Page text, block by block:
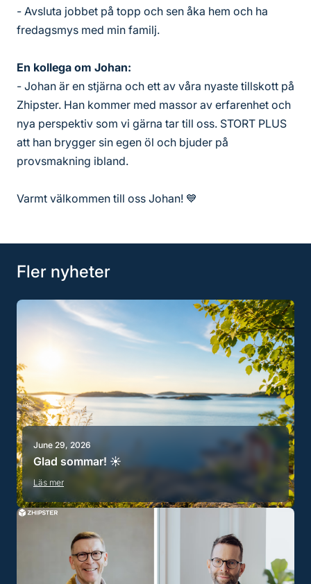
- Avsluta jobbet på topp och sen åka hem och ha
fredagsmys med min familj.
En kollega om Johan:
- Johan är en stjärna och ett av våra nyaste tillskott på
Zhipster. Han kommer med massor av erfarenhet och
nya perspektiv som vi gärna tar till oss. STORT PLUS
att han brygger sin egen öl och bjuder på
provsmakning ibland.
Varmt välkommen till oss Johan! 💙
Fler nyheter
June 29, 2026
Glad sommar! ☀️
Läs mer